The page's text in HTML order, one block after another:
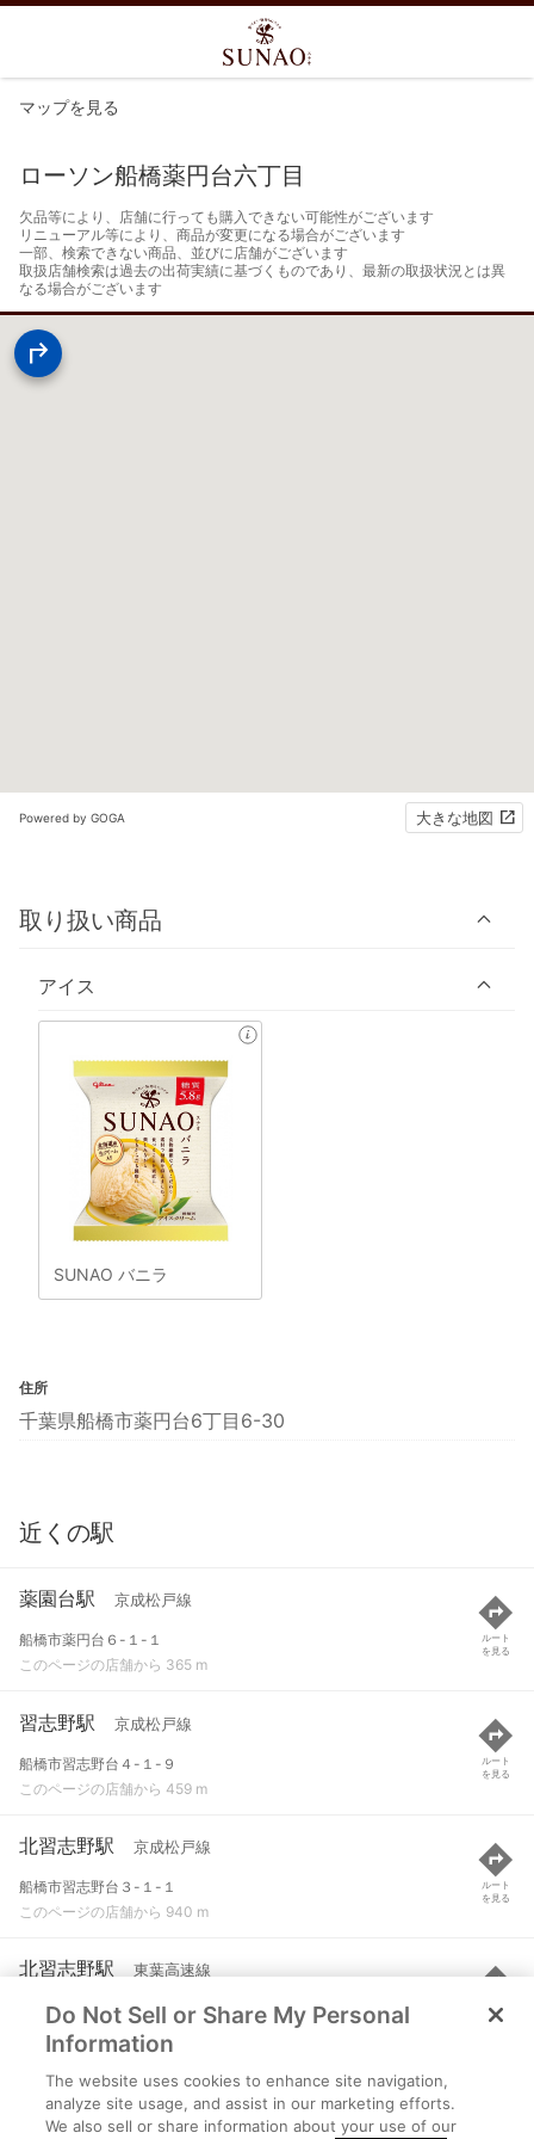
マップを見る
ローソン船橋薬円台六丁目
欠品等により、店舗に行っても購入できない可能性がございます
リニューアル等により、商品が変更になる場合がございます
一部、検索できない商品、並びに店舗がございます
取扱店舗検索は過去の出荷実績に基づくものであり、最新の取扱状況とは異
なる場合がございます
Powered by GOGA 大きな地図
取り扱い商品
アイス
SUNAO バニラ
住所
千葉県船橋市薬円台6丁目6-30
近くの駅
薬園台駅 京成松戸線
船橋市薬円台６-１-１
このページの店舗から 365 m
ルート
を見る
習志野駅 京成松戸線
船橋市習志野台４-１-９
このページの店舗から 459 m
ルート
を見る
北習志野駅 京成松戸線
船橋市習志野台３-１-１
このページの店舗から 940 m
ルート
を見る
北習志野駅 東葉高速線
船橋市習志野台３-１-１
このページの店舗から 982 m
ルート
を見る
飯山満駅 東葉高速線
船橋市飯山満町３-１０５３-５
Do Not Sell or Share My Personal
Information
The website uses cookies to enhance site navigation,
analyze site usage, and assist in our marketing efforts.
We also sell or share information about your use of our